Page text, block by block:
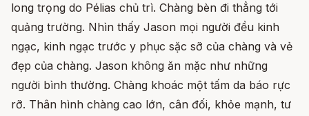
long trọng do Pélias chủ trì. Chàng bèn đi thẳng tới
quảng trường. Nhìn thấy Jason mọi người đều kinh
ngạc, kinh ngạc trước y phục sặc sỡ của chàng và vẻ
đẹp của chàng. Jason không ăn mặc như những
người bình thường. Chàng khoác một tấm da báo rực
rỡ. Thân hình chàng cao lớn, cân đối, khỏe mạnh, tư